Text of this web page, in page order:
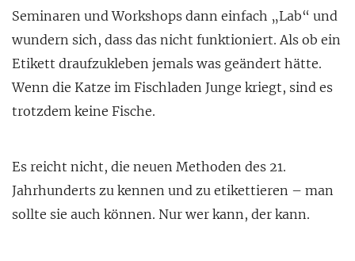
Seminaren und Workshops dann einfach „Lab“ und
wundern sich, dass das nicht funktioniert. Als ob ein
Etikett draufzukleben jemals was geändert hätte.
Wenn die Katze im Fischladen Junge kriegt, sind es
trotzdem keine Fische.
Es reicht nicht, die neuen Methoden des 21.
Jahrhunderts zu kennen und zu etikettieren – man
sollte sie auch können. Nur wer kann, der kann.